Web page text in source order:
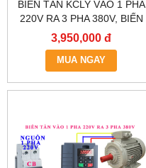
BIẾN TẦN KCLY VÀO 1 PHA
220V RA 3 PHA 380V, BIẾN
TẦN KCLY KOC600-
2R2GT3-B
3,950,000 đ
MUA NGAY